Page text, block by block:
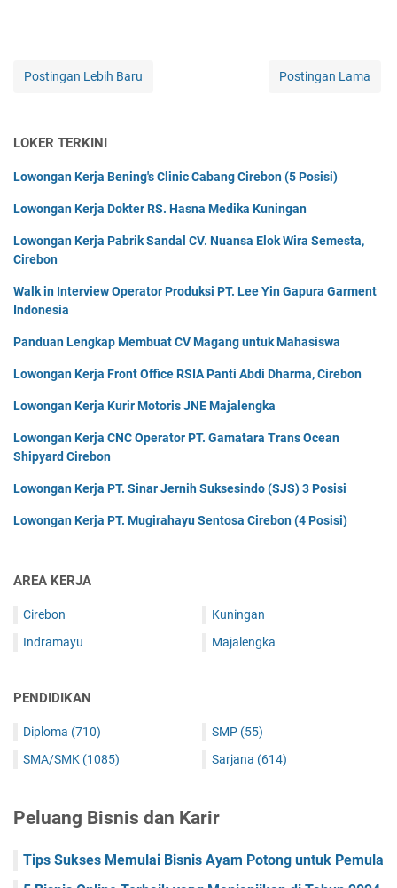
Postingan Lebih Baru Postingan Lama
LOKER TERKINI
Lowongan Kerja Bening's Clinic Cabang Cirebon (5 Posisi)
Lowongan Kerja Dokter RS. Hasna Medika Kuningan
Lowongan Kerja Pabrik Sandal CV. Nuansa Elok Wira Semesta,
Cirebon
Walk in Interview Operator Produksi PT. Lee Yin Gapura Garment
Indonesia
Panduan Lengkap Membuat CV Magang untuk Mahasiswa
Lowongan Kerja Front Office RSIA Panti Abdi Dharma, Cirebon
Lowongan Kerja Kurir Motoris JNE Majalengka
Lowongan Kerja CNC Operator PT. Gamatara Trans Ocean
Shipyard Cirebon
Lowongan Kerja PT. Sinar Jernih Suksesindo (SJS) 3 Posisi
Lowongan Kerja PT. Mugirahayu Sentosa Cirebon (4 Posisi)
AREA KERJA
Cirebon
Indramayu
Kuningan
Majalengka
PENDIDIKAN
Diploma (710)
SMA/SMK (1085)
SMP (55)
Sarjana (614)
Peluang Bisnis dan Karir
Tips Sukses Memulai Bisnis Ayam Potong untuk Pemula